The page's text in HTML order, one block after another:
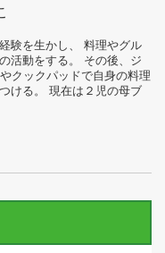
験を生かし、 料理やグル
活動をする。 その後、ジ
クックパッドで自身の料理
ける。 現在は２児の母ブ